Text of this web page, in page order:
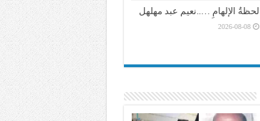
لحظةُ الإلهامِ …..نعيم عبد مهلهل
2026-08-08